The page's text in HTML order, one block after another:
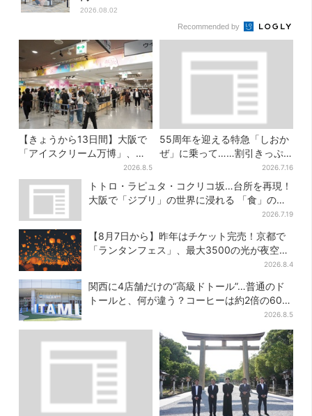
2026.08.02
Recommended by
【きょうから13日間】大阪で
「アイスクリーム万博」、全
国34ブランド・100種超…初
登場の「チョコソフト」に行
2026.8.5
55周年を迎える特急「しおか
ぜ」に乗って……割引きっぷ
で、松山・道後温泉と南予を
満喫【大阪から愛媛へおトク
旅】
2026.7.16
トトロ・ラピュタ・コクリコ坂…台所を再現！
大阪で「ジブリ」の世界に浸れる 「食」の展
2026.7.19
【8月7日から】昨年はチケット完売！京都で
「ランタンフェス」、最大3500の光が夜空
2026.8.4
関西に4店舗だけの“高級ドトール”…普通のド
トールと、何が違う？コーヒーは約2倍の600
2026.8.5